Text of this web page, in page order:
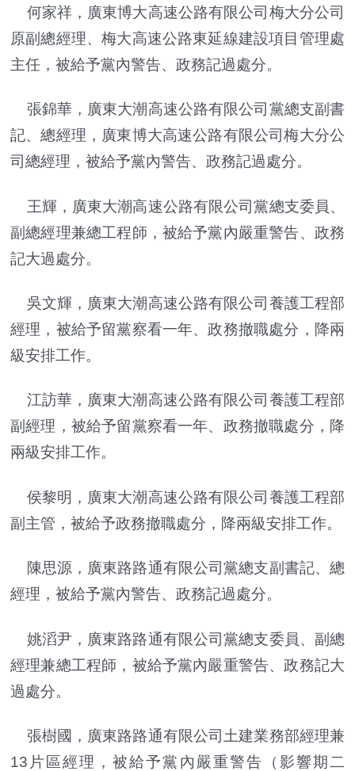
何家祥，廣東博大高速公路有限公司梅大分公司
原副總經理、梅大高速公路東延線建設項目管理處
主任，被給予黨內警告、政務記過處分。
張錦華，廣東大潮高速公路有限公司黨總支副書
記、總經理，廣東博大高速公路有限公司梅大分公
司總經理，被給予黨內警告、政務記過處分。
王輝，廣東大潮高速公路有限公司黨總支委員、
副總經理兼總工程師，被給予黨內嚴重警告、政務
記大過處分。
吳文輝，廣東大潮高速公路有限公司養護工程部
經理，被給予留黨察看一年、政務撤職處分，降兩
級安排工作。
江訪華，廣東大潮高速公路有限公司養護工程部
副經理，被給予留黨察看一年、政務撤職處分，降
兩級安排工作。
侯黎明，廣東大潮高速公路有限公司養護工程部
副主管，被給予政務撤職處分，降兩級安排工作。
陳思源，廣東路路通有限公司黨總支副書記、總
經理，被給予黨內警告、政務記過處分。
姚滔尹，廣東路路通有限公司黨總支委員、副總
經理兼總工程師，被給予黨內嚴重警告、政務記大
過處分。
張樹國，廣東路路通有限公司土建業務部經理兼
13片區經理，被給予黨內嚴重警告（影響期二